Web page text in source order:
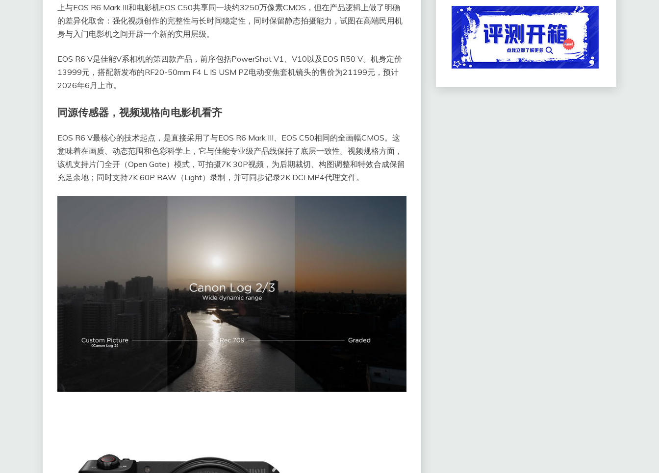
上与EOS R6 Mark III和电影机EOS C50共享同一块约3250万像素CMOS，但在产品逻辑上做了明确
的差异化取舍：强化视频创作的完整性与长时间稳定性，同时保留静态拍摄能力，试图在高端民用机
身与入门电影机之间开辟一个新的实用层级。
EOS R6 V是佳能V系相机的第四款产品，前序包括PowerShot V1、V10以及EOS R50 V。机身定价
13999元，搭配新发布的RF20-50mm F4 L IS USM PZ电动变焦套机镜头的售价为21199元，预计
2026年6月上市。
同源传感器，视频规格向电影机看齐
EOS R6 V最核心的技术起点，是直接采用了与EOS R6 Mark III、EOS C50相同的全画幅CMOS。这
意味着在画质、动态范围和色彩科学上，它与佳能专业级产品线保持了底层一致性。视频规格方面，
该机支持片门全开（Open Gate）模式，可拍摄7K 30P视频，为后期裁切、构图调整和特效合成保留
充足余地；同时支持7K 60P RAW（Light）录制，并可同步记录2K DCI MP4代理文件。